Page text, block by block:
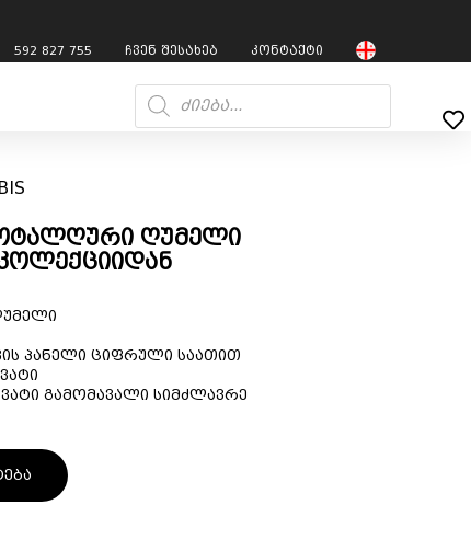
592 827 755 ჩვენ შესახებ კონტაქტი
ღუმელი
პანელი ციფრული საათით
გამომავალი სიმძლავრე